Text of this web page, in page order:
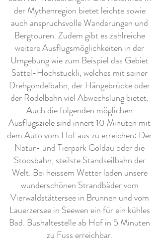
der Mythenregion bietet leichte sowie
auch anspruchsvolle Wanderungen und
Bergtouren. Zudem gibt es zahlreiche
weitere Ausflugsmöglichkeiten in der
Umgebung wie zum Beispiel das Gebiet
Sattel-Hochstuckli, welches mit seiner
Drehgondelbahn, der Hängebrücke oder
der Rodelbahn viel Abwechslung bietet.
Auch die folgenden möglichen
Ausflugsziele sind innert 10 Minuten mit
dem Auto vom Hof aus zu erreichen: Der
Natur- und Tierpark Goldau oder die
Stoosbahn, steilste Standseilbahn der
Welt. Bei heissem Wetter laden unsere
wunderschönen Strandbäder vom
Vierwaldstättersee in Brunnen und vom
Lauerzersee in Seewen ein für ein kühles
Bad. Bushaltestelle ab Hof in 5 Minuten
zu Fuss erreichbar.